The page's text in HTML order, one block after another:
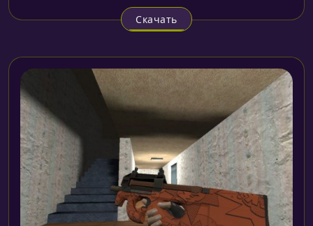
Скачать